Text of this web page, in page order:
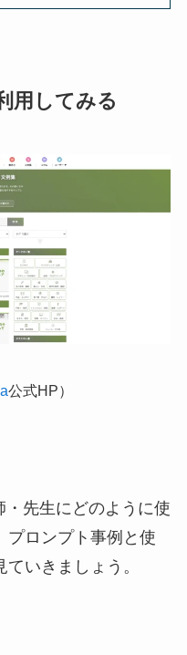
用してみる
公式HP）
・先生にどのように使
プロンプト事例と使
いきましょう。